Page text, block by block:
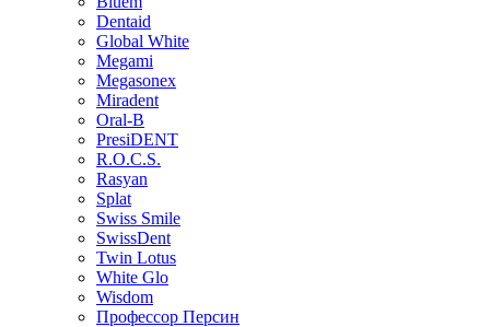
Dentaid
Global White
Megami
Megasonex
Miradent
Oral-B
PresiDENT
R.O.C.S.
Rasyan
Splat
Swiss Smile
SwissDent
Twin Lotus
White Glo
Wisdom
Профессор Персин